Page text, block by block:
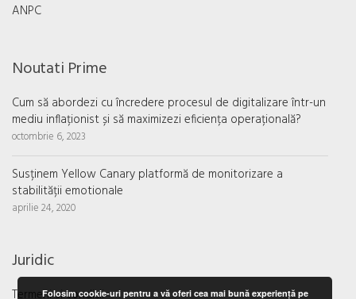
ANPC
Noutati Prime
Cum să abordezi cu încredere procesul de digitalizare într-un
mediu inflaționist și să maximizezi eficiența operațională?
octombrie 6, 2023
Susținem Yellow Canary platformă de monitorizare a
stabilității emotionale
aprilie 24, 2020
Juridic
Termeni si conditii
Folosim cookie-uri pentru a vă oferi cea mai bună experiență pe